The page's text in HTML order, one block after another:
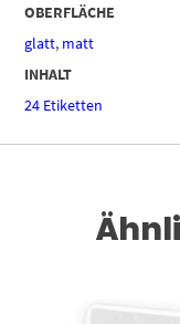
OBERFLÄCHE
glatt, matt
INHALT
24 Etiketten